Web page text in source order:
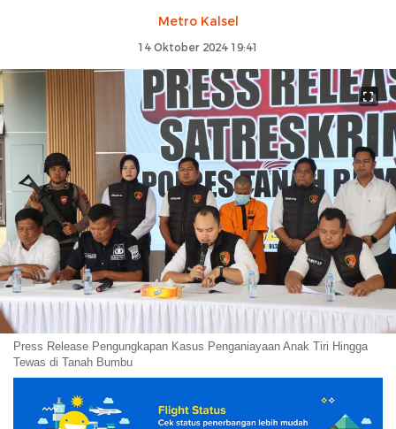
Metro Kalsel
14 Oktober 2024 19:41
Press Release Pengungkapan Kasus Penganiayaan Anak Tiri Hingga
Tewas di Tanah Bumbu